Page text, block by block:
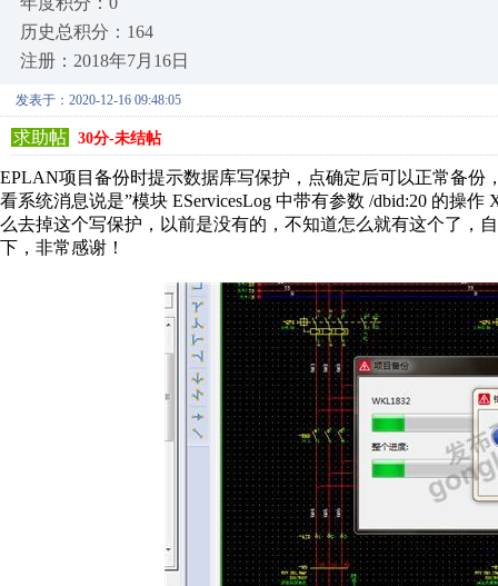
历史总积分：164
注册：2018年7月16日
发表于：2020-12-16 09:48:05
求助帖 30分-未结帖
EPLAN项目备份时提示数据库写保护，点确定后可以正常备
看系统消息说是”模块 EServicesLog 中带有参数 /dbid:20 的操
么去掉这个写保护，以前是没有的，不知道怎么就有这个了，
下，非常感谢！